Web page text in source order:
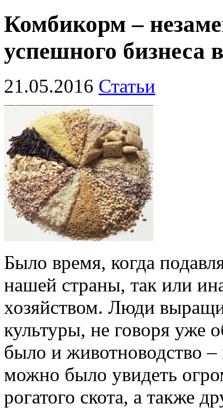
Комбикорм –
успешного бизнеса
21.05.2016 Статьи
Было время, когда
нашей страны, так или
хозяйством. Люди
культуры, не говоря уже
было и животноводство –
можно было увидеть
рогатого скота, а также